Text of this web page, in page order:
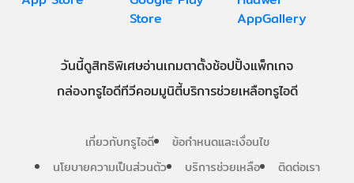
วันนี้ดูสิทธิพิเศษอ่านเกมตาตั้งช้อปปิ้งแพ็กเกจ
กล่องทรูไอดีทีวีคอมมูนิตี้บริการช่วยเหลือทรูไอดี
เกี่ยวกับทรูไอดี
ข้อกำหนดและเงื่อนไข
นโยบายความเป็นส่วนตัว
บริการช่วยเหลือ ติดต่อเรา